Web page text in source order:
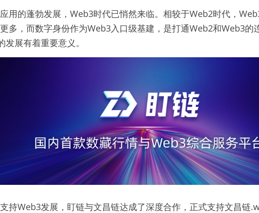
用的蓬勃发展，Web3时代已悄然来临。相较于Web2时代，
多，而数字身份作为Web3入口级基建，是打通Web2和Web3的
发展有着重要意义。
持Web3发展，盯链与文昌链达成了深度合作，正式支持文昌链